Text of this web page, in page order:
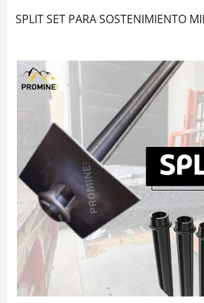
SPLIT SET PARA SOSTENIMIENTO